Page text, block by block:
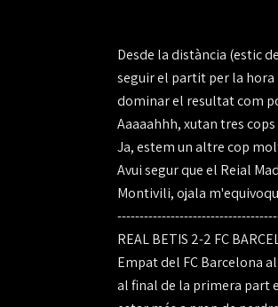
Desde la distància (estic
seguir el partit per la hora
dominar el resultat com
Aaaaahhh, xutan tres
Ja, estem un altre cop
Avui segur que el Reial
Montivili, ojala
REAL BETIS 2-2 FC
Empat del FC Barcelona
al final de la primera part